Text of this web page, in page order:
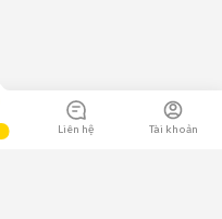
Liên hệ Tài khoản